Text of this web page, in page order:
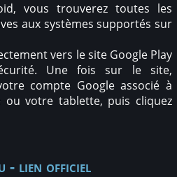
vous trouverez toutes les
aux systèmes supportés sur
vers le site Google Play
Une fois sur le site,
compte Google associé à
ou votre tablette, puis cliquez
- lien officiel